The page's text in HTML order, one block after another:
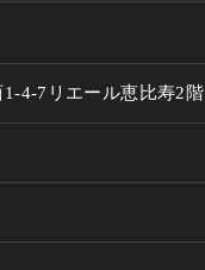
4-7リエール恵比寿2階